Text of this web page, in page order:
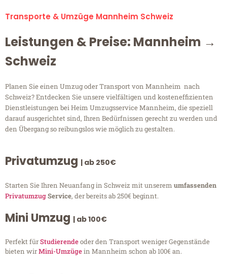
Transporte & Umzüge Mannheim Schweiz
Leistungen & Preise: Mannheim →
Schweiz
Planen Sie einen Umzug oder Transport von Mannheim nach
Schweiz? Entdecken Sie unsere vielfältigen und kosteneffizienten
Dienstleistungen bei Heim Umzugsservice Mannheim, die speziell
darauf ausgerichtet sind, Ihren Bedürfnissen gerecht zu werden und
den Übergang so reibungslos wie möglich zu gestalten.
Privatumzug | ab 250€
Starten Sie Ihren Neuanfang in Schweiz mit unserem umfassenden
PrivatumzugService, der bereits ab 250€ beginnt.
Mini Umzug | ab 100€
Perfekt fürStudierendeoder den Transport weniger Gegenstände
bieten wirMini-Umzügein Mannheim schon ab 100€ an.